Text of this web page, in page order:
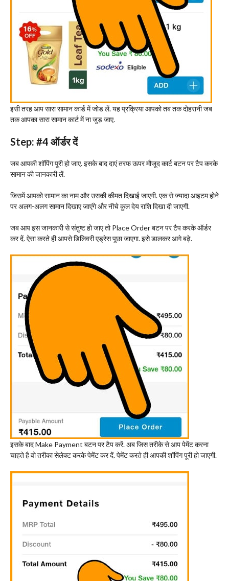
इसी तरह आप सारा सामान कार्ड में जोड लें. यह प्रक्रिया आपको तब तक दोहरानी जब
तक आपका सारा सामान कार्ट में ना जुड़ जाए.
Step: #4 ऑर्डर दें
जब आपकी शॉपिंग पूरी हो जाए. इसके बाद दाएं तरफ ऊपर मौजूद कार्ट बटन पर टैप करके
सामान की जानकारी लें.
जिसमें आपको सामान का नाम और उसकी कीमत दिखाई जाएगी. एक से ज्यादा आइटम होने
पर अलग-अलग सामान दिखाए जाएंगे और नीचे कुल देय राशि दिखा दी जाएगी.
जब आप इस जानकारी से संतुष्ट हो जाए तो Place Order बटन पर टैप करके ऑर्डर
कर दें. ऐसा करते ही आपसे डिलिवरी एड्रेस पूछा जाएगा. इसे डालकर आगे बढ़े.
इसके बाद Make Payment बटन पर टैप करें. अब जिस तरीके से आप पेमेंट करना
चाहते है वो तरीका सेलेक्ट करके पेमेंट कर दें. पेमेंट करते ही आपकी शॉपिंग पूरी हो जाएगी.